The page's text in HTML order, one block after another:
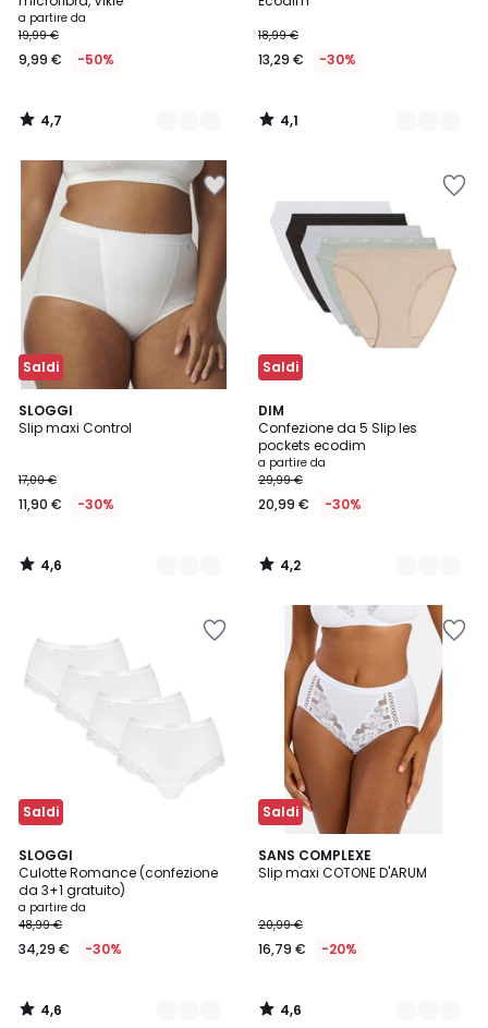
a partire da
19,99 €
9,99 € -50%
4,7
/
18,99 €
13,29 € -30%
4,1
/
Saldi
SLOGGI
Slip maxi Control
17,00 €
11,90 € -30%
4,6
/ 5
2
Colori
4,6
/
Saldi
DIM
Confezione da 5 Slip les
pockets ecodim
a partire da
29,99 €
20,99 € -30%
4,2
/ 5
2
Colori
4,2
/
Saldi
SLOGGI
Culotte Romance (confezione
da 3+1 gratuito)
a partire da
48,99 €
34,29 € -30%
4,6
/ 5
2
Colori
4,6
/
Saldi
SANS COMPLEXE
Slip maxi COTONE D'ARUM
20,99 €
16,79 € -20%
4,6
/ 5
2
Colori
4,6
/